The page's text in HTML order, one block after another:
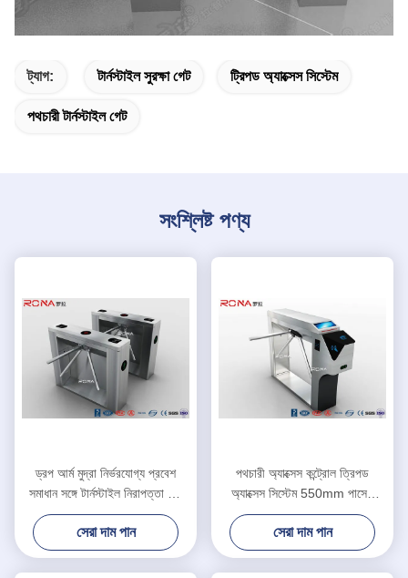
ট্যাগ: টার্নস্টাইল সুরক্ষা গেট ট্রিপড অ্যাক্সেস সিস্টেম
পথচারী টার্নস্টাইল গেট
সংশ্লিষ্ট পণ্য
ড্রপ আর্ম মুদ্রা নির্ভরযোগ্য প্রবেশ
সমাধান সঙ্গে টার্নস্টাইল নিরাপত্তা গেট
পরিচালিত
সেরা দাম পান
পথচারী অ্যাক্সেস কন্ট্রোল ত্রিপড
অ্যাক্সেস সিস্টেম 550mm পাসেজ
প্রস্থ সিলভার রঙ
সেরা দাম পান